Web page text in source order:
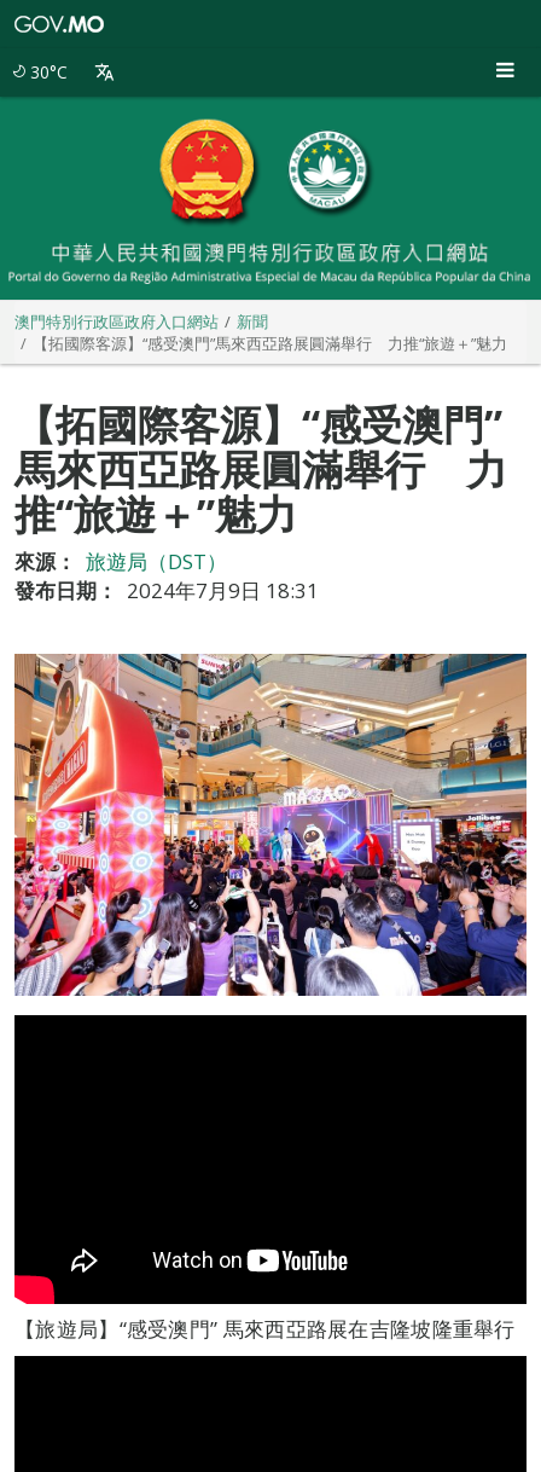
30°C
澳門特別行政區政府入口網站
新聞
【拓國際客源】“感受澳門”馬來西亞路展圓滿舉行 力推“旅遊＋”魅力
【拓國際客源】“感受澳門”
馬來西亞路展圓滿舉行 力
推“旅遊＋”魅力
來源：
旅遊局（DST）
發布日期：
2024年7月9日 18:31
【旅遊局】“感受澳門” 馬來西亞路展在吉隆坡隆重舉行